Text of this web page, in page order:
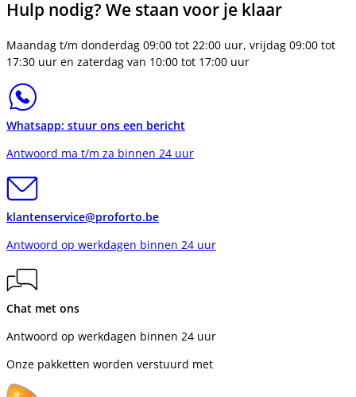
Hulp nodig? We staan voor je klaar
Maandag t/m donderdag 09:00 tot 22:00 uur, vrijdag 09:00 tot
17:30 uur en zaterdag van 10:00 tot 17:00 uur
Whatsapp: stuur ons een bericht
Antwoord ma t/m za binnen 24 uur
klantenservice@proforto.be
Antwoord op werkdagen binnen 24 uur
Chat met ons
Antwoord op werkdagen binnen 24 uur
Onze pakketten worden verstuurd met